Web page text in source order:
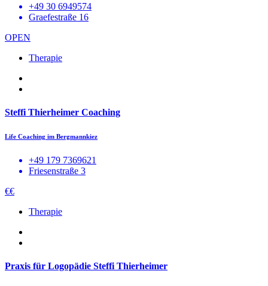
+49 30 6949574
Graefestraße 16
OPEN
Therapie
Steffi Thierheimer Coaching
Life Coaching im Bergmannkiez
+49 179 7369621
Friesenstraße 3
€€
Therapie
Praxis für Logopädie Steffi Thierheimer